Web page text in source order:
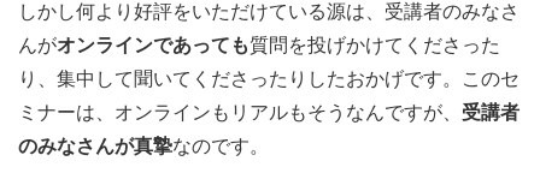
しかし何より好評をいただけている源は、受講者のみなさ
んがオンラインであっても質問を投げかけてくださった
り、集中して聞いてくださったりしたおかげです。このセ
ミナーは、オンラインもリアルもそうなんですが、 受講者
のみなさんが真摯なのです。